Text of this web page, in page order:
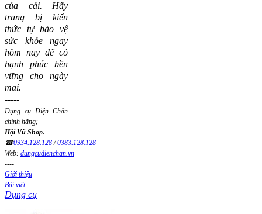
của cải. Hãy
trang bị kiến
thức tự bảo vệ
sức khỏe ngay
hôm nay để có
hạnh phúc bền
vững cho ngày
mai.
-----
Dụng cụ Diện Chẩn
chính hãng;
Hội Vũ Shop.
☎0934.128.128/0383.128.128
Web: dungcudienchan.vn
----
Giới thiệu
Bài viết
Dụng cụ